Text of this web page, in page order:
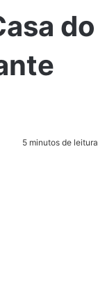
do
5 minutos de leitura